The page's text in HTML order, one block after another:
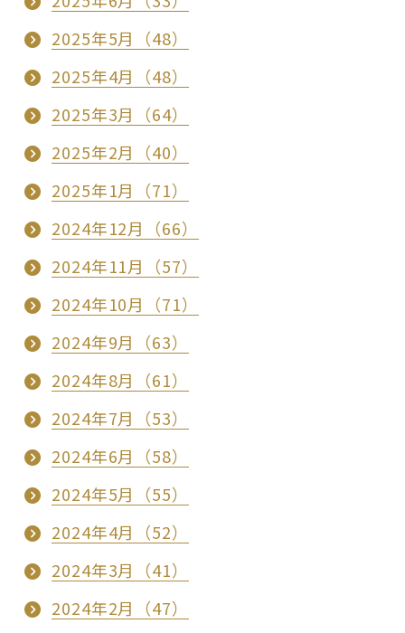
2025年5月（48）
2025年4月（48）
2025年3月（64）
2025年2月（40）
2025年1月（71）
2024年12月（66）
2024年11月（57）
2024年10月（71）
2024年9月（63）
2024年8月（61）
2024年7月（53）
2024年6月（58）
2024年5月（55）
2024年4月（52）
2024年3月（41）
2024年2月（47）